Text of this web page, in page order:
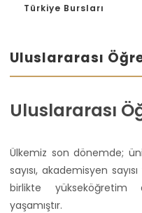
Türkiye Bursları
Uluslararası
Uluslararası
Ülkemiz son dönemde;
sayısı, akademisyen
birlikte
yaşamıştır.